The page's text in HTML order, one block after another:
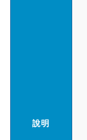
說明